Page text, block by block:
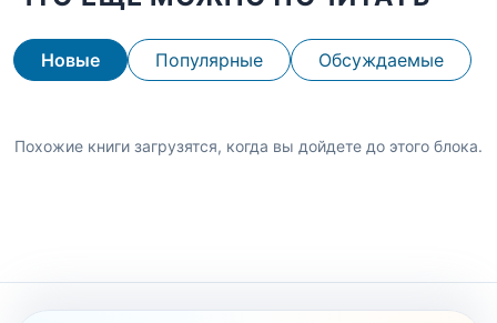
Новые Популярные Обсуждаемые
Похожие книги загрузятся, когда вы дойдете до этого блока.